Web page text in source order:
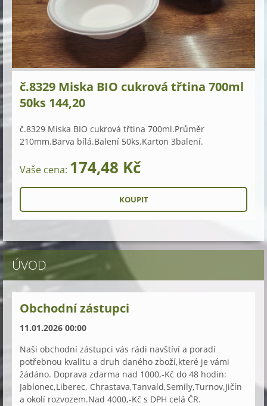
č.8329 Miska BIO cukrová třtina 700ml
50ks 144,20
č.8329 Miska BIO cukrová třtina 700ml.Průměr
210mm.Barva bílá.Balení 50ks.Karton 3balení.
Vaše cena: 174,48 Kč
ÚVOD
Obchodní zástupci
11.01.2026 00:00
Naši obchodní zástupci vás rádi navštíví a poradí
potřebnou kvalitu a druh daného zboží,které je vámi
žádáno. Doprava zdarma nad 1000,-Kč do 48 hodin:
Jablonec,Liberec, Chrastava,Tanvald,Semily,Turnov,Jičín
a okolí rozvozem.Nad 4000,-Kč s DPH celá ČR.